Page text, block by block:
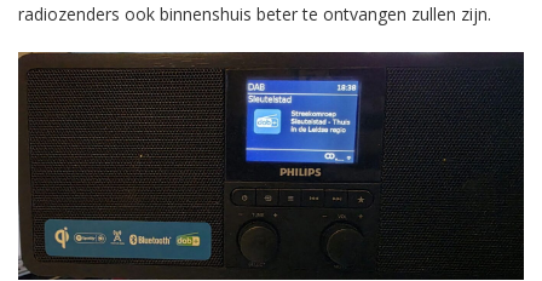
radiozenders ook binnenshuis beter te ontvangen zullen zijn.